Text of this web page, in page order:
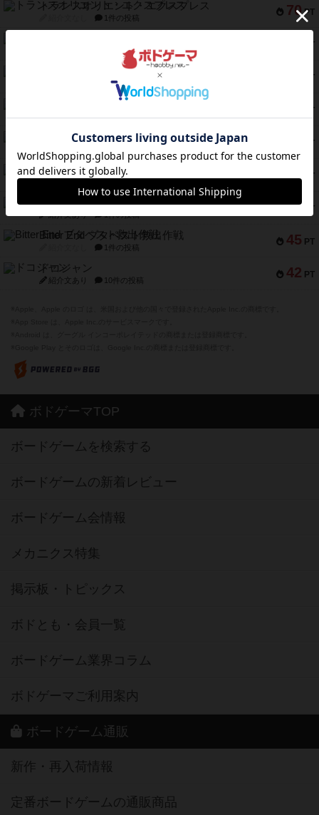
70 PT
トランスオリエント・エクスプレス
1件の投稿
PT
1件の投稿
PT
キャプテン・フリップ：イスラ・ボンバ
2件の投稿
PT
ガルフストライク
紹介文あり 1件の投稿
PT
エコーズ・オブ・タイム
PT
スカルキング
45 PT
海兵隊
紹介文あり 1件の投稿
45 PT
Bitter End ブタペスト救出作戦
1件の投稿
42 PT
ドコジャン
紹介文あり 10件の投稿
ボドゲーマTOP
ボードゲームを検索する
ボードゲームの新着レビュー
ボードゲーム会情報
メカニクス特集
掲示板・トピックス
ボドとも・会員一覧
ボードゲーム業界コラム
ボドゲーマご利用案内
ボードゲーム通販
新作・再入荷情報
定番ボードゲームの通販商品